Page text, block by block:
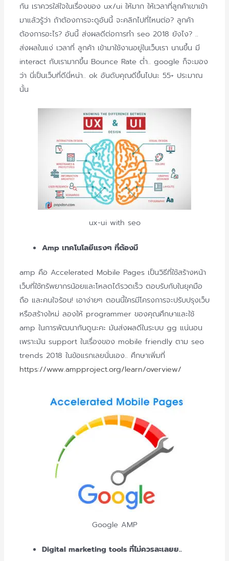
กัน เราควรใส่ใจในเรื่องของ ux/ui ให้มาก ให้เวลาที่ลูกค้าเขาเข้า
มาแล้วรู้ว่า ถ้าต้องการจะดูอันนี้ จะคลิกไปที่ไหนต่อ? ลูกค้า
ต้องการอะไร? อันนี้ ส่งผลดีต่อการทำ seo 2018 ยังไง? ..
ส่งผลในแง่ เวลาที่ ลูกค้า เข้ามาใช้งานอยู่ในเว็บเรา นานขึ้น มี
interact กับเรามากขึ้น Bounce Rate ต่ำ.. google ก็จะมอง
ว่า นี่เป็นเว็บที่ดีนี่หน่า.. ok อันดับคุณดีขึ้นไปนะ 55+ ประมาณ
นั้น
ux-ui with seo
Amp เทคโนโลยีแรงๆ ที่ต้องมี
amp คือ Accelerated Mobile Pages เป็นวิธีที่ใช้สร้างหน้า
เว็บที่ใช้ทรัพยากรน้อยและโหลดได้รวดเร็ว ตอบรับกับในยุคมือ
ถือ และคนใจร้อน! เอาง่ายๆ ตอนนี้ใครมีโครงการจะปรับปรุงเว็บ
หรือสร้างใหม่ ลองให้ programmer ของคุณศึกษาและใช้
amp ในการพัฒนากันดูนะคะ มันส่งผลดีในระบบ gg แน่นอน
เพราะมัน support ในเรื่องของ mobile friendly ตาม seo
trends 2018 ในข้อแรกเลยนั่นเอง.. ศึกษาเพิ่มที่
https://www.ampproject.org/learn/overview/
Google AMP
Digital marketing tools ที่ไม่ควรละเลยย..